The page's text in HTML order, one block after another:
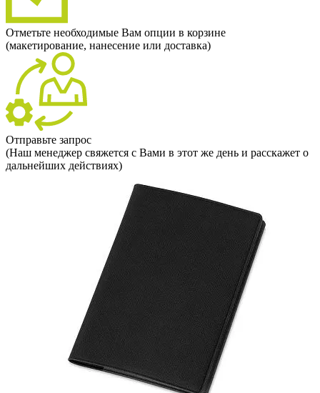
Отметьте необходимые Вам опции в корзине
(макетирование, нанесение или доставка)
Отправьте запрос
(Наш менеджер свяжется с Вами в этот же день и расскажет о
дальнейших действиях)